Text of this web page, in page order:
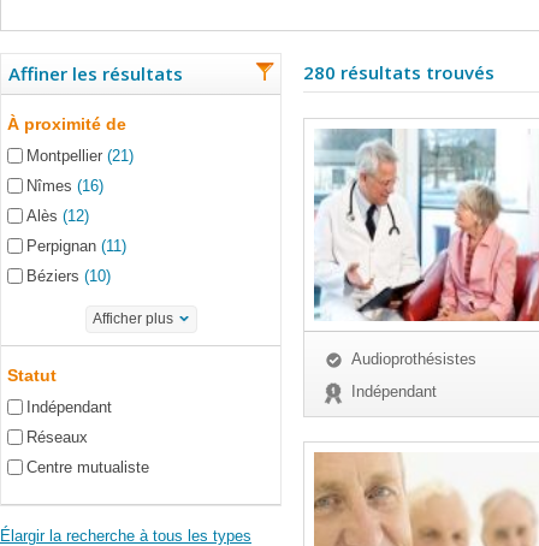
Affiner les résultats
À proximité de
Montpellier (21)
Nîmes (16)
Alès (12)
Perpignan (11)
Béziers (10)
Afficher plus
Statut
Indépendant
Réseaux
Centre mutualiste
Élargir la recherche à tous les types
280 résultats trouvés
Audioprothésistes
Indépendant